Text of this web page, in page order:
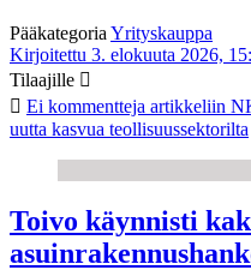
Pääkategoria Yrityskauppa
Kirjoitettu 3. elokuuta 2026,
Tilaajille
Ei kommentteja artikkeliin
uutta kasvua teollisuussektorilta
Toivo käynnisti